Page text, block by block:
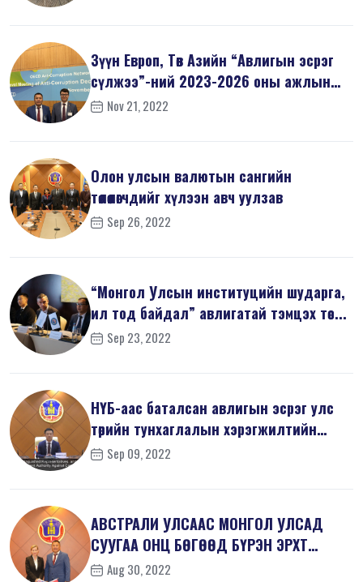
Зүүн Европ, Төв Азийн “Авлигын эсрэг
сүлжээ”-ний 2023-2026 оны ажлын
т...Nov 21, 2022
Олон улсын валютын сангийн
төлөөлөгчдийг хүлээн авч уулзав
Sep 26, 2022
“Монгол Улсын институцийн шударга,
ил тод байдал” авлигатай тэмцэх төс...
Sep 23, 2022
НҮБ-аас баталсан авлигын эсрэг улс
төрийн тунхаглалын хэрэгжилтийн
тал...Sep 09, 2022
АВСТРАЛИ УЛСААС МОНГОЛ УЛСАД
СУУГАА ОНЦ БӨГӨӨД БҮРЭН ЭРХТ
ЭЛЧИН САЙД Х...
Aug 30, 2022